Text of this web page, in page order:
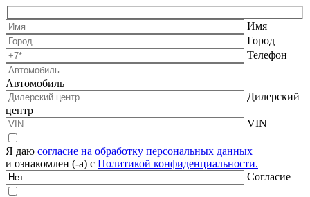
Имя
Город
Телефон
Автомобиль
Дилерский
центр
VIN
Я даю согласие на обработку персональных данных
и ознакомлен (-а) с Политикой конфиденциальности.
Согласие